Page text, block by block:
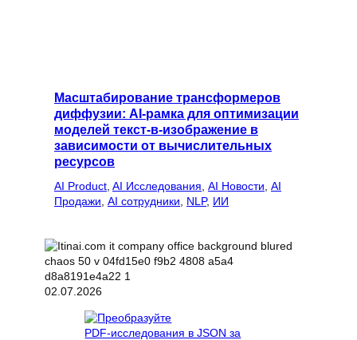
Масштабирование трансформеров
диффузии: AI-рамка для оптимизации
моделей текст-в-изображение в
зависимости от вычислительных
ресурсов
AI Product AI Исследования AI Новости AI
Продажи AI сотрудники NLP, ИИ
02.07.2026